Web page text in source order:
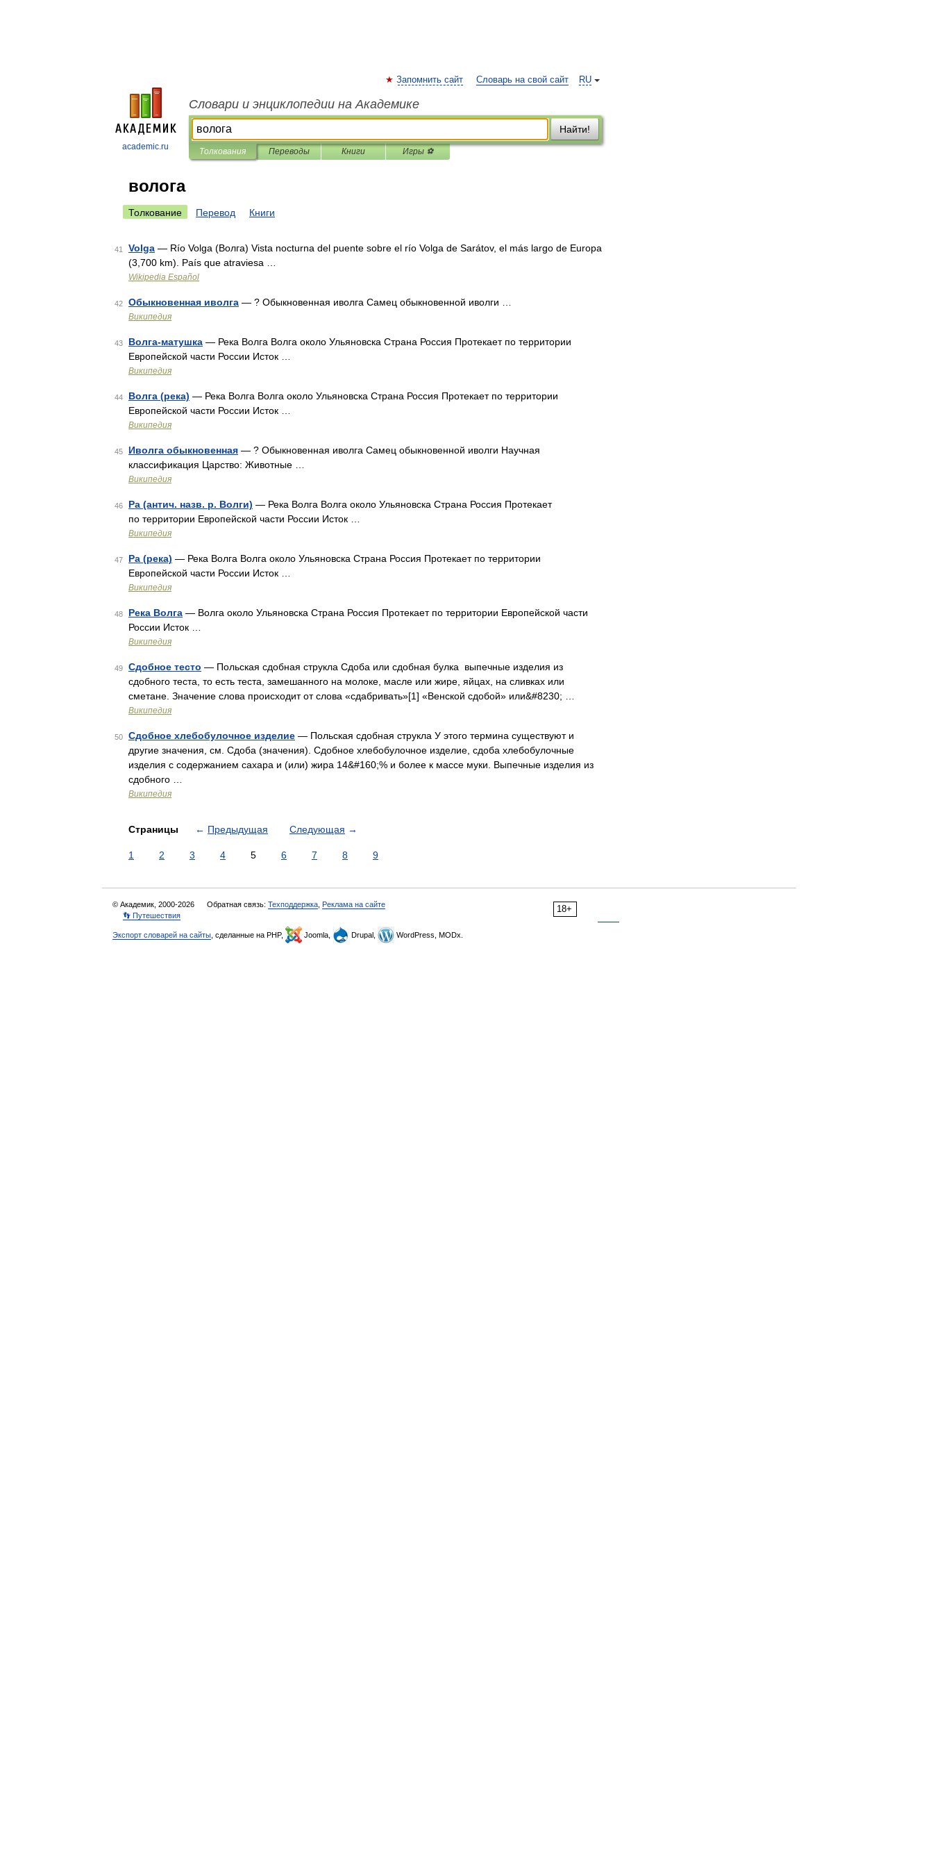
academic.ru
RU
Запомнить сайт Словарь на свой сайт
Словари и энциклопедии на Академике
Найти!
Толкования Переводы Книги Игры ⚽
волога
Толкование Перевод Книги
41 Volga — Río Volga (Волга) Vista nocturna del puente sobre el río Volga de Sarátov, el más largo de Europa
(3,700 km). País que atraviesa …
Wikipedia Español
42 Обыкновенная иволга — ? Обыкновенная иволга Самец обыкновенной иволги …
Википедия
43 Волга-матушка — Река Волга Волга около Ульяновска Страна Россия Протекает по территории
Европейской части России Исток …
Википедия
44 Волга (река) — Река Волга Волга около Ульяновска Страна Россия Протекает по территории
Европейской части России Исток …
Википедия
45 Иволга обыкновенная — ? Обыкновенная иволга Самец обыкновенной иволги Научная
классификация Царство: Животные …
Википедия
46 Ра (антич. назв. р. Волги) — Река Волга Волга около Ульяновска Страна Россия Протекает
по территории Европейской части России Исток …
Википедия
47 Ра (река) — Река Волга Волга около Ульяновска Страна Россия Протекает по территории
Европейской части России Исток …
Википедия
48 Река Волга — Волга около Ульяновска Страна Россия Протекает по территории Европейской части
России Исток …
Википедия
49 Сдобное тесто — Польская сдобная струкла Сдоба или сдобная булка выпечные изделия из
сдобного теста, то есть теста, замешанного на молоке, масле или жире, яйцах, на сливках или
сметане. Значение слова происходит от слова «сдабривать»[1] «Венской сдобой» или&#8230; …
Википедия
50 Сдобное хлебобулочное изделие — Польская сдобная струкла У этого термина существуют и
другие значения, см. Сдоба (значения). Сдобное хлебобулочное изделие, сдоба хлебобулочные
изделия с содержанием сахара и (или) жира 14&#160;% и более к массе муки. Выпечные изделия из
сдобного …
Википедия
Страницы ← Предыдущая Следующая →
1 2 3 4 5 6 7 8 9
18+
© Академик, 2000-2026 Обратная связь: Техподдержка Реклама на сайте
👣 Путешествия
Экспорт словарей на сайты , сделанные на PHP, Joomla, Drupal, WordPress, MODx.